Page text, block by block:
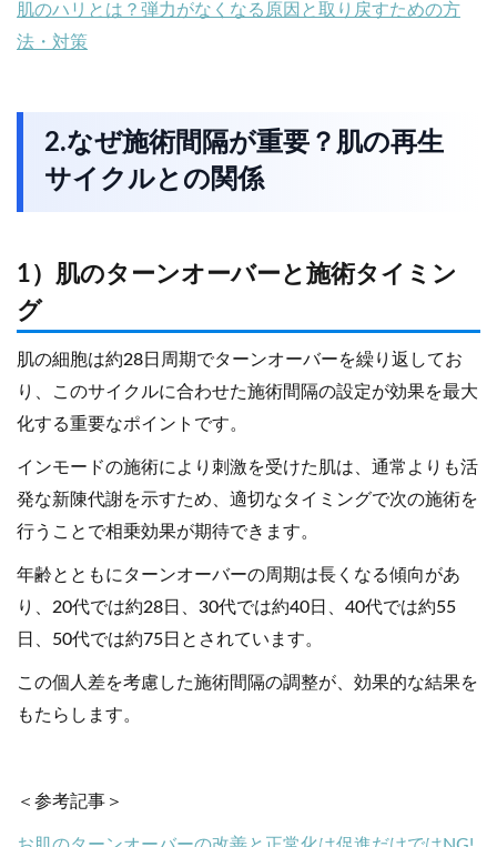
肌のハリとは？弾力がなくなる原因と取り戻すための方
法・対策
2.なぜ施術間隔が重要？肌の再生
サイクルとの関係
1）肌のターンオーバーと施術タイミン
グ
肌の細胞は約28日周期でターンオーバーを繰り返してお
り、このサイクルに合わせた施術間隔の設定が効果を最大
化する重要なポイントです。
インモードの施術により刺激を受けた肌は、通常よりも活
発な新陳代謝を示すため、適切なタイミングで次の施術を
行うことで相乗効果が期待できます。
年齢とともにターンオーバーの周期は長くなる傾向があ
り、20代では約28日、30代では約40日、40代では約55
日、50代では約75日とされています。
この個人差を考慮した施術間隔の調整が、効果的な結果を
もたらします。
＜参考記事＞